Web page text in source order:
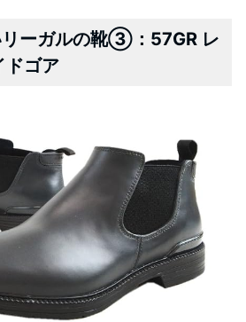
リーガルの靴③：57GR レ
ドゴア